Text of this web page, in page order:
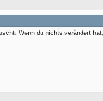
Wenn du nichts verändert